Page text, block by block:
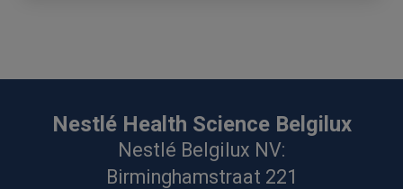
Nestlé Health Science Belgilux
Nestlé Belgilux NV:
Birminghamstraat 221